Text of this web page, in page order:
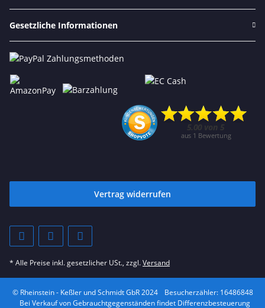
Gesetzliche Informationen
Vertrag widerrufen
* Alle Preise inkl. gesetzlicher USt., zzgl.Versand
© Rheinstein - Keßler und Schmidt GbR 2024
Besucherzähler: 16486848
Bei Verkauf von Gebrauchtgegenständen findet Differenzbesteuerung